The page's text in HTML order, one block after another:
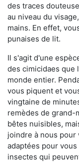
des traces
au niveau du
mains. En effet,
punaises de lit.
Il s'agit d'une
des cimicidaes que
monde entier.
vous piquent et
vingtaine de
remèdes de grand-
bêtes nuisibles,
joindre à nous
adaptées pour
insectes qui